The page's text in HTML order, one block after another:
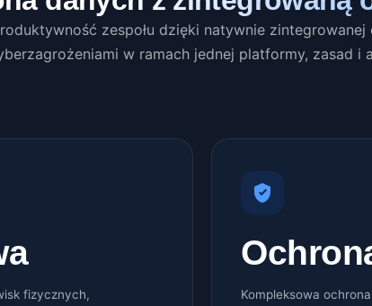
zespołu dzięki natywnie zintegrowanej
w ramach jednej platformy, zasad i
fizycznych,
Kompleksowa